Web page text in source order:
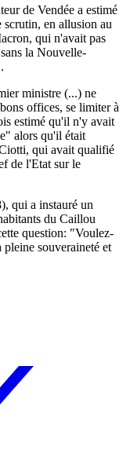
de Vendée a estimé
scrutin, en allusion au
qui n'avait pas
la Nouvelle-
ministre (...) ne
offices, se limiter à
estimé qu'il n'y avait
alors qu'il était
qui avait qualifié
de l'Etat sur le
qui a instauré un
du Caillou
question: "Voulez-
souveraineté et